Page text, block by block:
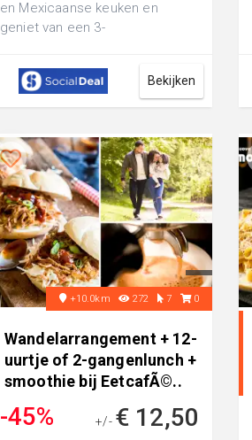
en Mexicaanse keuken en
geniet van een 3-
Restaurant Bramigo: proef ...
Bekijken
+10.0km 272 7 0
Wandelarrangement + 12-
uurtje of 2-gangenlunch +
smoothie bij EetcafÃ©..
-45% +/- € 12,50